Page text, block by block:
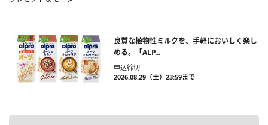
良質な植物性ミルクを、手軽においしく楽し
める。「ALP...
申込締切
2026.08.29（土）23:59まで